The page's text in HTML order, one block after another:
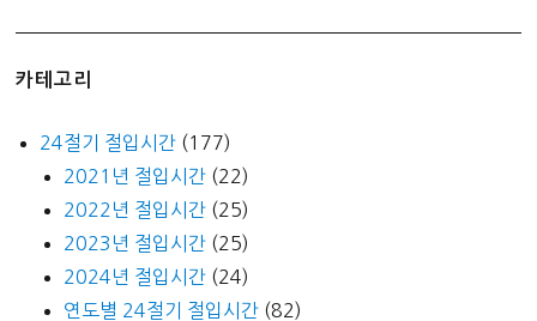
림)
카테고리
24절기 절입시간 (177)
2021년 절입시간 (22)
2022년 절입시간 (25)
2023년 절입시간 (25)
2024년 절입시간 (24)
연도별 24절기 절입시간 (82)